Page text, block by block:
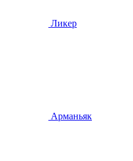
Ликер
Арманьяк